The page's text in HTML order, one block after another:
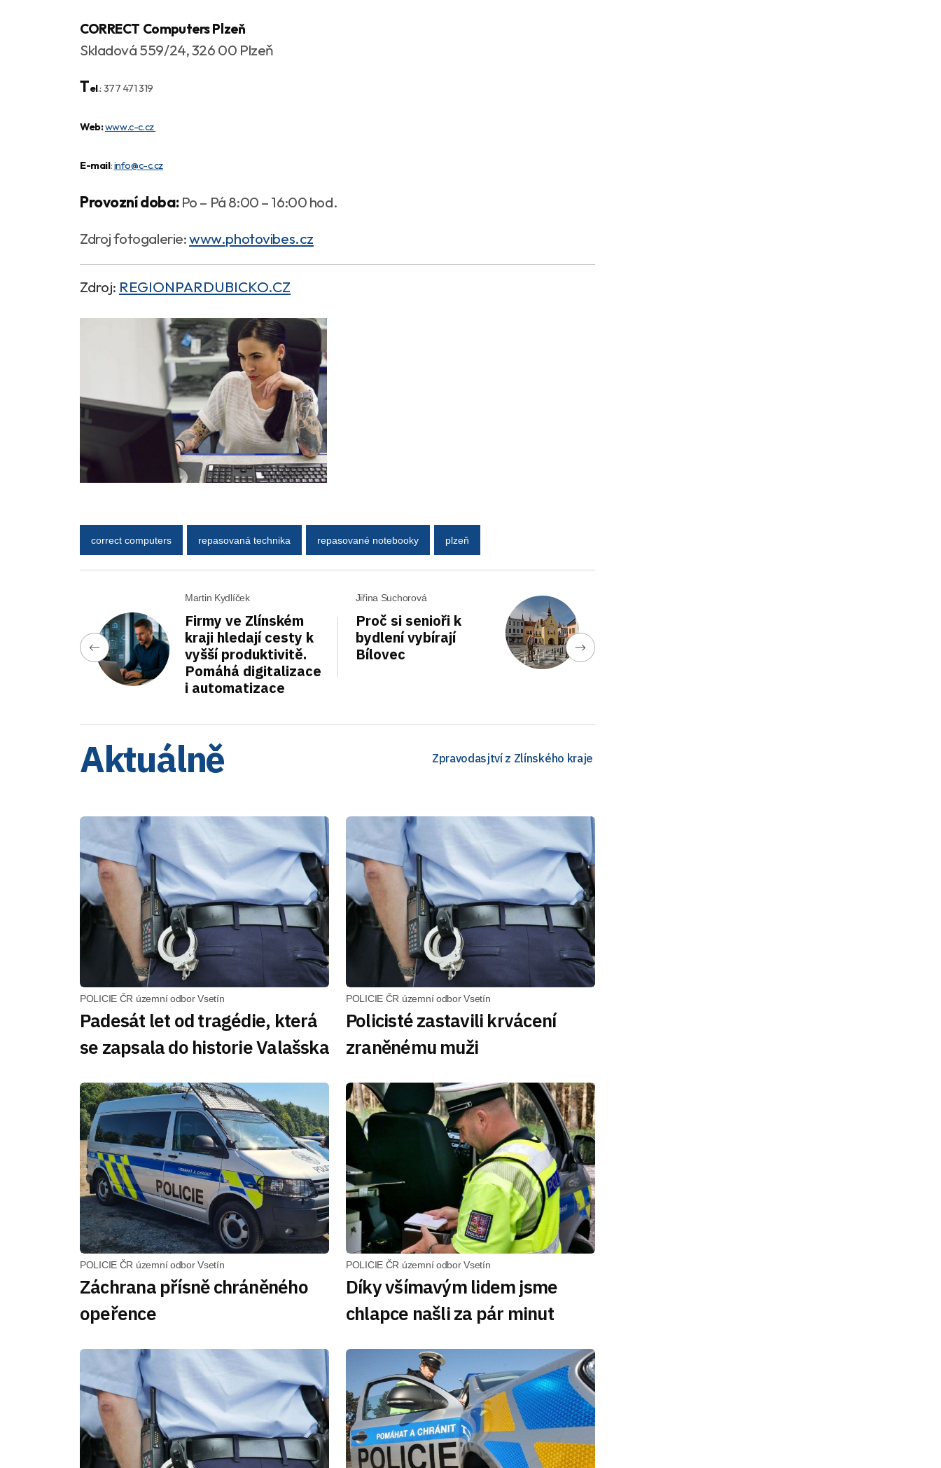
CORRECT Computers Plzeň
Skladová 559/24, 326 00 Plzeň
Tel.: 377 471 319
Web:www.c-c.cz
E-mail:info@c-c.cz
Provozní doba:Po – Pá 8:00 – 16:00 hod.
Zdroj fotogalerie:www.photovibes.cz
Zdroj: REGIONPARDUBICKO.CZ
correct computers repasovaná technika repasované notebooky plzeň
Martin Kydlíček
Firmy ve Zlínském
kraji hledají cesty k
vyšší produktivitě.
Pomáhá digitalizace
i automatizace
Jiřina Suchorová
Proč si senioři k
bydlení vybírají
Bílovec
Aktuálně Zpravodasjtví z Zlínského kraje
POLICIE ČR územní odbor Vsetín
Padesát let od tragédie, která
se zapsala do historie Valašska
POLICIE ČR územní odbor Vsetín
Policisté zastavili krvácení
zraněnému muži
POLICIE ČR územní odbor Vsetín
Záchrana přísně chráněného
opeřence
POLICIE ČR územní odbor Vsetín
Díky všímavým lidem jsme
chlapce našli za pár minut